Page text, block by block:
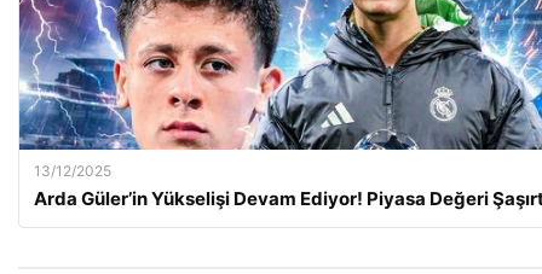
13/12/2025
Arda Güler’in Yükselişi Devam Ediyor! Piyasa Değeri